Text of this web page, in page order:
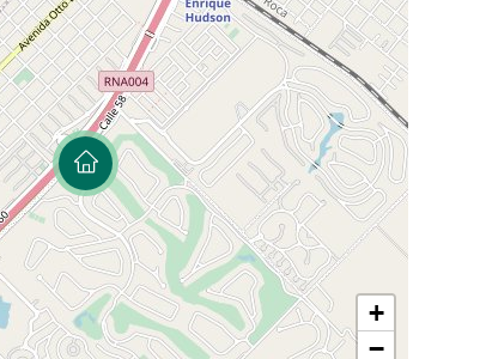
a metros de la Autopista Buenos
de tenis, 3 de fútbol, una de paddle, de
un gimnasio, un club hípico y una cancha de
salones, un minimercado, una pizzería,
las 24 horas
Matrícula Col. 7292 l Col. 7487+54 9
en esta publicación se encuentran a cargo
Errico y Rafaela Ostrofsky, Matrícula Col.
intermediación y la conclusión de las
por él. En cumplimiento de la Ley
Aires, Ley Nacional 25.028, Ley Nacional
Comercial, Ley 24.240 de Defensa al
+
−